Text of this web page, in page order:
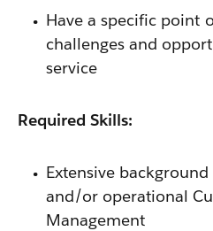
Have a specific point
challenges and
service
Required Skills:
Extensive
and/or operational
Management